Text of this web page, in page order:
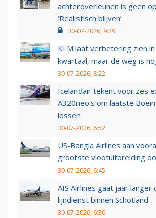
achteroverleunen is geen
‘Realistisch blijven’
30-07-2026, 9:29
KLM laat verbetering zien
kwartaal, maar de weg is
30-07-2026, 8:22
Icelandair tekent voor zes
A320neo's om laatste
lossen
30-07-2026, 6:52
US-Bangla Airlines aan
grootste vlootuitbreiding
30-07-2026, 6:45
AIS Airlines gaat jaar
lijndienst binnen Schotland
30-07-2026, 6:30